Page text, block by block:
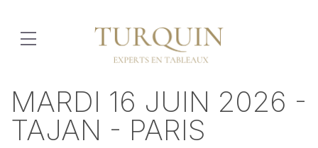
MARDI 16 JUIN 2026 -
TAJAN - PARIS